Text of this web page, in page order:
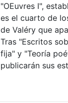
"OEuvres I",
es el cuarto de
de Valéry que
Tras "Escritos
fija" y "Teoría
publicarán sus